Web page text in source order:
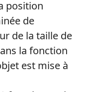
position
de
de la taille de
la fonction
est mise à